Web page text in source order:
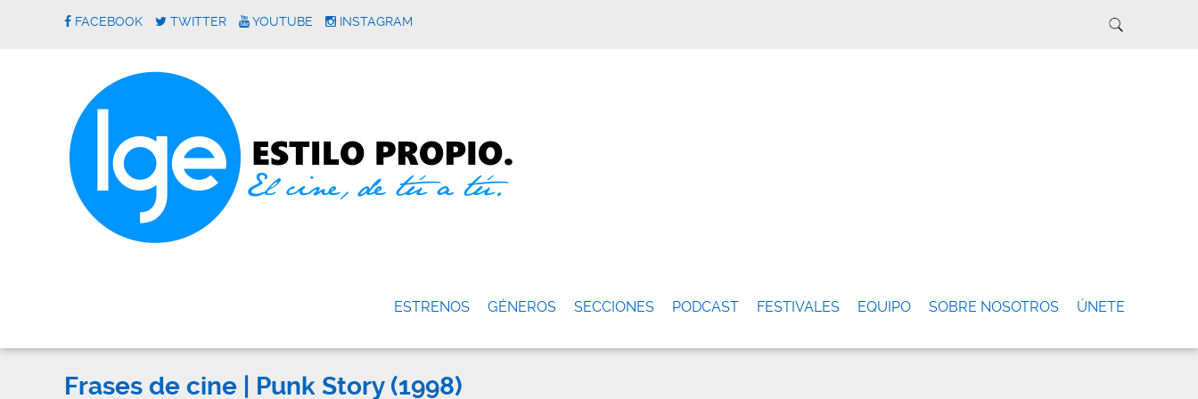
FACEBOOK TWITTER YOUTUBE INSTAGRAM
ESTRENOS GÉNEROS SECCIONES PODCAST FESTIVALES EQUIPO SOBRE NOSOTROS ÚNETE
Frases de cine | Punk Story (1998)